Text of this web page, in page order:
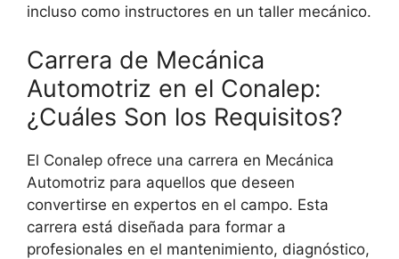
incluso como instructores en un taller mecánico.
Carrera de Mecánica
Automotriz en el Conalep:
¿Cuáles Son los Requisitos?
El Conalep ofrece una carrera en Mecánica
Automotriz para aquellos que deseen
convertirse en expertos en el campo. Esta
carrera está diseñada para formar a
profesionales en el mantenimiento, diagnóstico,